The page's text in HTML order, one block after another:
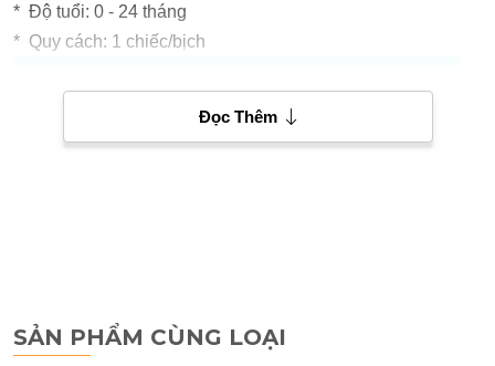
* Độ tuổi: 0 - 24 tháng
* Quy cách: 1 chiếc/bịch
Đọc Thêm
SẢN PHẨM CÙNG LOẠI